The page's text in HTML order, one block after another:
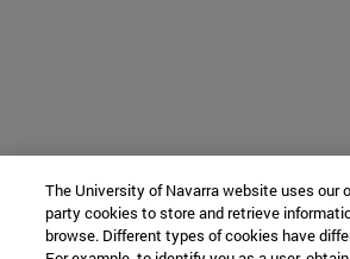
The University of Navarra website uses our
party cookies to store and retrieve
browse. Different types of cookies have